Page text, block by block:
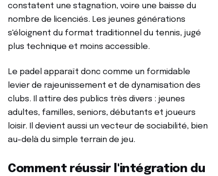
constatent une stagnation, voire une baisse du
nombre de licenciés. Les jeunes générations
s'éloignent du format traditionnel du tennis, jugé
plus technique et moins accessible.
Le padel apparaît donc comme un formidable
levier de rajeunissement et de dynamisation des
clubs. Il attire des publics très divers : jeunes
adultes, familles, seniors, débutants et joueurs
loisir. Il devient aussi un vecteur de sociabilité, bien
au-delà du simple terrain de jeu.
Comment réussir l'intégration du